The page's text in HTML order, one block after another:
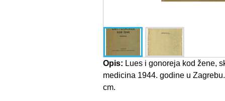
Opis: Lues i gonoreja kod žene,
medicina 1944. godine u
cm.